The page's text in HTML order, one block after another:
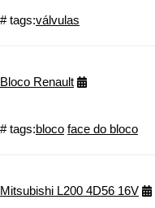
# tags:válvulas
Bloco Renault
# tags:bloco face do bloco
Mitsubishi L200 4D56 16V